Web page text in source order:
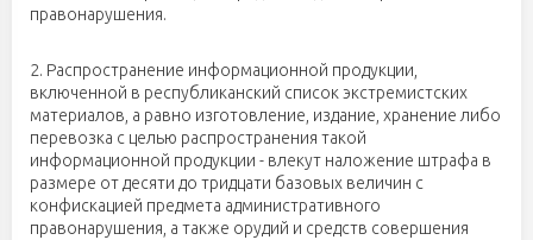
правонарушения.
2. Распространение информационной продукции,
включенной в республиканский список экстремистских
материалов, а равно изготовление, издание, хранение либо
перевозка с целью распространения такой
информационной продукции - влекут наложение штрафа в
размере от десяти до тридцати базовых величин с
конфискацией предмета административного
правонарушения, а также орудий и средств совершения